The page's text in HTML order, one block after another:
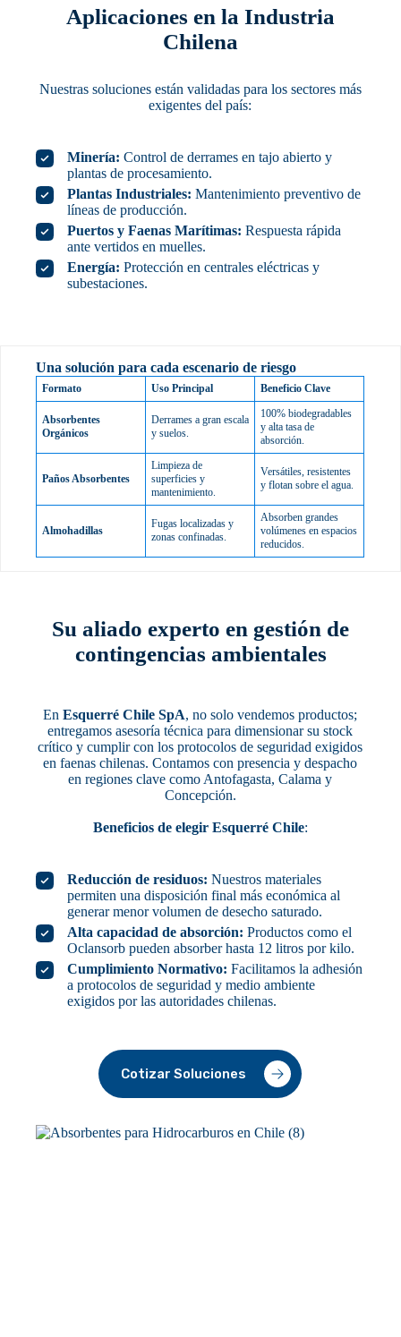
Aplicaciones en la Industria
Chilena
Nuestras soluciones están validadas para los sectores más
exigentes del país:
Minería: Control de derrames en tajo abierto y
plantas de procesamiento.
Plantas Industriales: Mantenimiento preventivo de
líneas de producción.
Puertos y Faenas Marítimas: Respuesta rápida
ante vertidos en muelles.
Energía: Protección en centrales eléctricas y
subestaciones.
Una solución para cada escenario de riesgo
Formato Uso Principal Beneficio Clave
Absorbentes
Orgánicos
Derrames a gran escala
y suelos.
100% biodegradables
y alta tasa de
absorción.
Paños Absorbentes
Limpieza de
superficies y
mantenimiento.
Versátiles, resistentes
y flotan sobre el agua.
Almohadillas
Fugas localizadas y
zonas confinadas.
Absorben grandes
volúmenes en espacios
reducidos.
Su aliado experto en gestión de
contingencias ambientales
EnEsquerré Chile SpA, no solo vendemos productos;
entregamos asesoría técnica para dimensionar su stock
crítico y cumplir con los protocolos de seguridad exigidos
en faenas chilenas. Contamos con presencia y despacho
en regiones clave como Antofagasta, Calama y
Concepción.
Beneficios de elegir Esquerré Chile:
Reducción de residuos: Nuestros materiales
permiten una disposición final más económica al
generar menor volumen de desecho saturado.
Alta capacidad de absorción: Productos como el
Oclansorb pueden absorber hasta 12 litros por kilo.
Cumplimiento Normativo: Facilitamos la adhesión
a protocolos de seguridad y medio ambiente
exigidos por las autoridades chilenas.
Cotizar Soluciones